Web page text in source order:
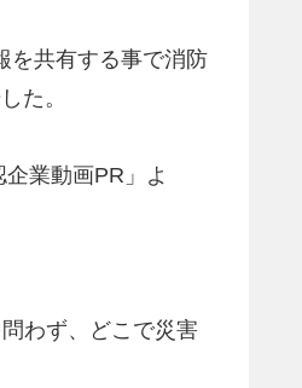
を共有する事で消防
た。
業動画PR」よ
わず、どこで災害